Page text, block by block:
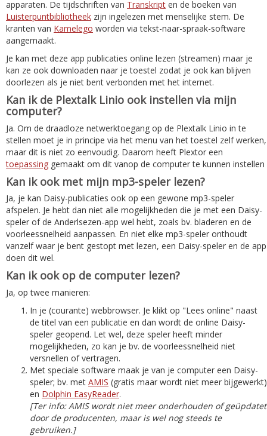
apparaten. De tijdschriften van Transkript en de boeken van
Luisterpuntbibliotheek zijn ingelezen met menselijke stem. De
kranten van Kamelego worden via tekst-naar-spraak-software
aangemaakt.
Je kan met deze app publicaties online lezen (streamen) maar je
kan ze ook downloaden naar je toestel zodat je ook kan blijven
doorlezen als je niet bent verbonden met het internet.
Kan ik de Plextalk Linio ook instellen via mijn
computer?
Ja. Om de draadloze netwerktoegang op de Plextalk Linio in te
stellen moet je in principe via het menu van het toestel zelf werken,
maar dit is niet zo eenvoudig. Daarom heeft Plextor een
toepassing gemaakt om dit vanop de computer te kunnen instellen
Kan ik ook met mijn mp3-speler lezen?
Ja, je kan Daisy-publicaties ook op een gewone mp3-speler
afspelen. Je hebt dan niet alle mogelijkheden die je met een Daisy-
speler of de Anderlsezen-app wel hebt, zoals bv. bladeren en de
voorleessnelheid aanpassen. En niet elke mp3-speler onthoudt
vanzelf waar je bent gestopt met lezen, een Daisy-speler en de app
doen dit wel.
Kan ik ook op de computer lezen?
Ja, op twee manieren:
In je (courante) webbrowser. Je klikt op "Lees online" naast
de titel van een publicatie en dan wordt de online Daisy-
speler geopend. Let wel, deze speler heeft minder
mogelijkheden, zo kan je bv. de voorleessnelheid niet
versnellen of vertragen.
Met speciale software maak je van je computer een Daisy-
speler; bv. met AMIS (gratis maar wordt niet meer bijgewerkt)
en Dolphin EasyReader.
[Ter info: AMIS wordt niet meer onderhouden of geüpdatet
door de producenten, maar is wel nog steeds te
gebruiken.]